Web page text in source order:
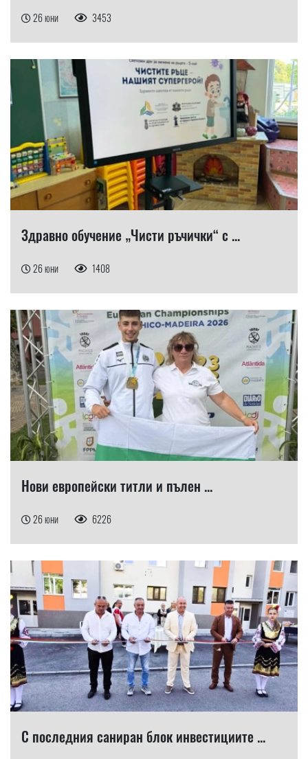
26 юни 3453
Здравно обучение „Чисти ръчички“ с ...
26 юни 1408
Нови европейски титли и пълен ...
26 юни 6226
С последния саниран блок инвестициите ...